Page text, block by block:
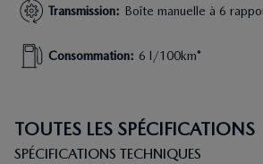
Transmission: Boîte manuelle à 6
Consommation: 6 l/100km*
TOUTES LES SPÉCIFICATIONS
SPÉCIFICATIONS TECHNIQUES